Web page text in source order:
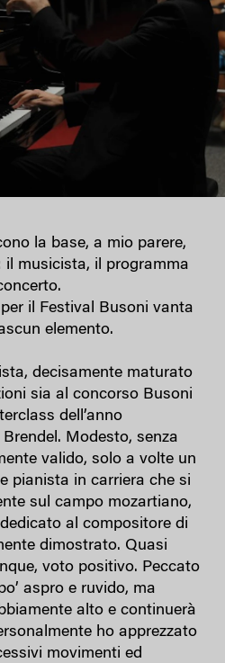
la base, a mio parere,
musicista, il programma
il Festival Busoni vanta
elemento.
decisamente maturato
sia al concorso Busoni
dell’anno
Modesto, senza
valido, solo a volte un
pianista in carriera che si
sul campo mozartiano,
al compositore di
dimostrato. Quasi
voto positivo. Peccato
aspro e ruvido, ma
alto e continuerà
ho apprezzato
movimenti ed